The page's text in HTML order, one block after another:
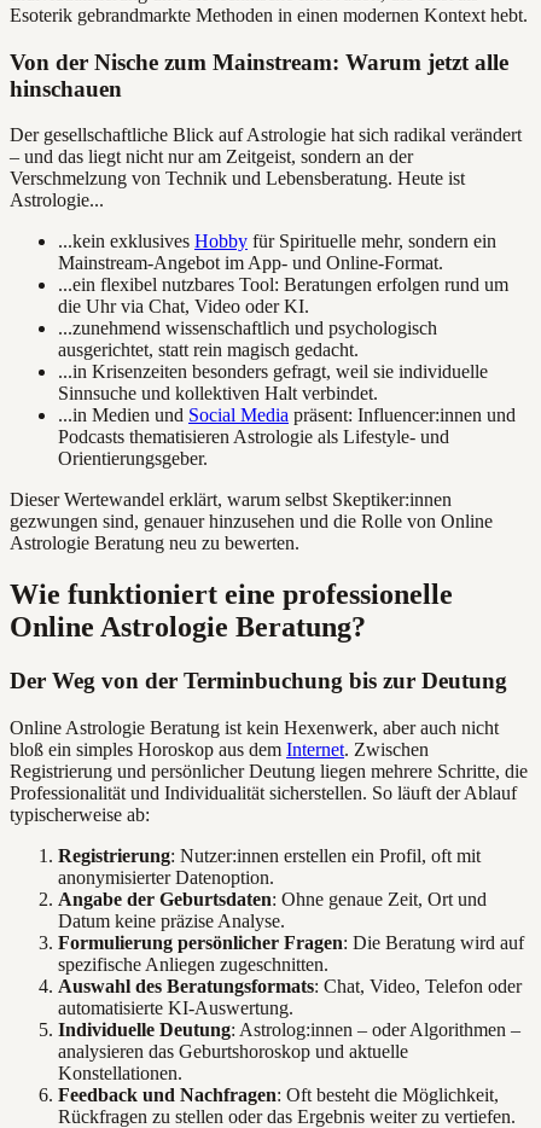
Esoterik gebrandmarkte Methoden in einen modernen Kontext hebt.
Von der Nische zum Mainstream: Warum jetzt alle
hinschauen
Der gesellschaftliche Blick auf Astrologie hat sich radikal verändert
– und das liegt nicht nur am Zeitgeist, sondern an der
Verschmelzung von Technik und Lebensberatung. Heute ist
Astrologie...
...kein exklusives Hobby für Spirituelle mehr, sondern ein
Mainstream-Angebot im App- und Online-Format.
...ein flexibel nutzbares Tool: Beratungen erfolgen rund um
die Uhr via Chat, Video oder KI.
...zunehmend wissenschaftlich und psychologisch
ausgerichtet, statt rein magisch gedacht.
...in Krisenzeiten besonders gefragt, weil sie individuelle
Sinnsuche und kollektiven Halt verbindet.
...in Medien und Social Media präsent: Influencer:innen und
Podcasts thematisieren Astrologie als Lifestyle- und
Orientierungsgeber.
Dieser Wertewandel erklärt, warum selbst Skeptiker:innen
gezwungen sind, genauer hinzusehen und die Rolle von Online
Astrologie Beratung neu zu bewerten.
Wie funktioniert eine professionelle
Online Astrologie Beratung?
Der Weg von der Terminbuchung bis zur Deutung
Online Astrologie Beratung ist kein Hexenwerk, aber auch nicht
bloß ein simples Horoskop aus dem Internet. Zwischen
Registrierung und persönlicher Deutung liegen mehrere Schritte, die
Professionalität und Individualität sicherstellen. So läuft der Ablauf
typischerweise ab:
Registrierung: Nutzer:innen erstellen ein Profil, oft mit
anonymisierter Datenoption.
Angabe der Geburtsdaten: Ohne genaue Zeit, Ort und
Datum keine präzise Analyse.
Formulierung persönlicher Fragen: Die Beratung wird auf
spezifische Anliegen zugeschnitten.
Auswahl des Beratungsformats: Chat, Video, Telefon oder
automatisierte KI-Auswertung.
Individuelle Deutung: Astrolog:innen – oder Algorithmen –
analysieren das Geburtshoroskop und aktuelle
Konstellationen.
Feedback und Nachfragen: Oft besteht die Möglichkeit,
Rückfragen zu stellen oder das Ergebnis weiter zu vertiefen.